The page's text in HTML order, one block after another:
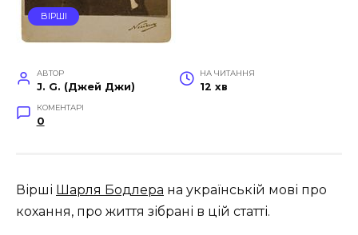
ВІРШІ
АВТОР
J. G. (Джей Джи)
НА ЧИТАННЯ
12 хв
КОМЕНТАРІ
0
Вірші Шарля Бодлера на українській мові про
кохання, про життя зібрані в цій статті.